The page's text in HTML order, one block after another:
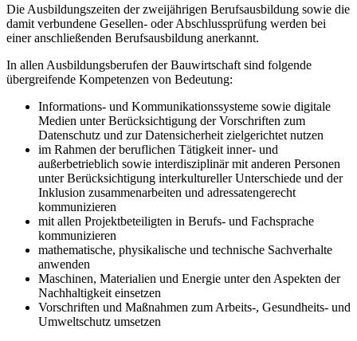
Die Ausbildungszeiten der zweijährigen Berufsausbildung sowie die
damit verbundene Gesellen- oder Abschlussprüfung werden bei
einer anschließenden Berufsausbildung anerkannt.
In allen Ausbildungsberufen der Bauwirtschaft sind folgende
übergreifende Kompetenzen von Bedeutung:
Informations- und Kommunikationssysteme sowie digitale
Medien unter Berücksichtigung der Vorschriften zum
Datenschutz und zur Datensicherheit zielgerichtet nutzen
im Rahmen der beruflichen Tätigkeit inner- und
außerbetrieblich sowie interdisziplinär mit anderen Personen
unter Berücksichtigung interkultureller Unterschiede und der
Inklusion zusammenarbeiten und adressatengerecht
kommunizieren
mit allen Projektbeteiligten in Berufs- und Fachsprache
kommunizieren
mathematische, physikalische und technische Sachverhalte
anwenden
Maschinen, Materialien und Energie unter den Aspekten der
Nachhaltigkeit einsetzen
Vorschriften und Maßnahmen zum Arbeits-, Gesundheits- und
Umweltschutz umsetzen